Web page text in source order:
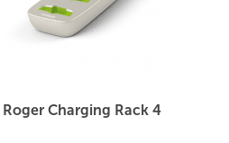
Roger Charging Rack 4